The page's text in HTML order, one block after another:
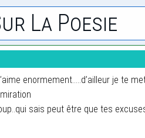
La Poesie
enormement.....d’ailleur je te met
sais peut être que tes